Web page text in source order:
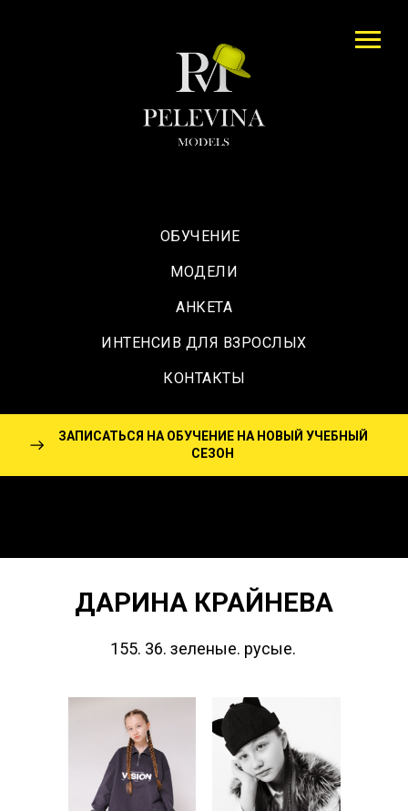
ОБУЧЕНИЕ
МОДЕЛИ
АНКЕТА
ИНТЕНСИВ ДЛЯ ВЗРОСЛЫХ
КОНТАКТЫ
ЗАПИСАТЬСЯ НА ОБУЧЕНИЕ НА НОВЫЙ УЧЕБНЫЙ
СЕЗОН
ДАРИНА КРАЙНЕВА
КАРТА ЭМОЦИЙ
155. 36. зеленые. русые.